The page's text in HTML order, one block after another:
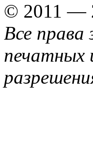
© 2011 —
Все
печатных